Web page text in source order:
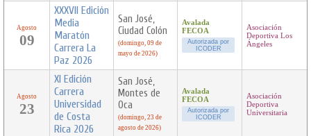
Agosto
09
XXXVII Edición
Media
Maratón
Carrera La
Paz 2026
San José,
Ciudad Colón
(domingo, 09 de
mayo de 2026)
Avalada
FECOA
Autorizada por
ICODER
Asociación
Deportiva Los
Ángeles
Agosto
23
XI Edición
Carrera
Universidad
de Costa
Rica 2026
San José,
Montes de
Oca
(domingo, 23 de
agosto de 2026)
Avalada
FECOA
Autorizada por
ICODER
Asociación
Deportiva
Universitaria